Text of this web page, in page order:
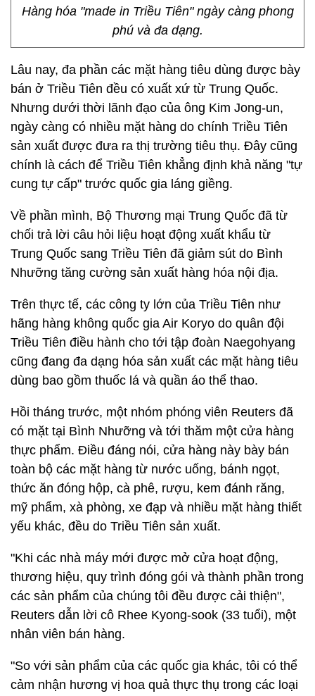
Hàng hóa "made in Triều Tiên" ngày càng phong
phú và đa dạng.
Lâu nay, đa phần các mặt hàng tiêu dùng được bày
bán ở Triều Tiên đều có xuất xứ từ Trung Quốc.
Nhưng dưới thời lãnh đạo của ông Kim Jong-un,
ngày càng có nhiều mặt hàng do chính Triều Tiên
sản xuất được đưa ra thị trường tiêu thụ. Đây cũng
chính là cách để Triều Tiên khẳng định khả năng "tự
cung tự cấp" trước quốc gia láng giềng.
Về phần mình, Bộ Thương mại Trung Quốc đã từ
chối trả lời câu hỏi liệu hoạt động xuất khẩu từ
Trung Quốc sang Triều Tiên đã giảm sút do Bình
Nhưỡng tăng cường sản xuất hàng hóa nội địa.
Trên thực tế, các công ty lớn của Triều Tiên như
hãng hàng không quốc gia Air Koryo do quân đội
Triều Tiên điều hành cho tới tập đoàn Naegohyang
cũng đang đa dạng hóa sản xuất các mặt hàng tiêu
dùng bao gồm thuốc lá và quần áo thể thao.
Hồi tháng trước, một nhóm phóng viên Reuters đã
có mặt tại Bình Nhưỡng và tới thăm một cửa hàng
thực phẩm. Điều đáng nói, cửa hàng này bày bán
toàn bộ các mặt hàng từ nước uống, bánh ngọt,
thức ăn đóng hộp, cà phê, rượu, kem đánh răng,
mỹ phẩm, xà phòng, xe đạp và nhiều mặt hàng thiết
yếu khác, đều do Triều Tiên sản xuất.
"Khi các nhà máy mới được mở cửa hoạt động,
thương hiệu, quy trình đóng gói và thành phần trong
các sản phẩm của chúng tôi đều được cải thiện",
Reuters dẫn lời cô Rhee Kyong-sook (33 tuổi), một
nhân viên bán hàng.
"So với sản phẩm của các quốc gia khác, tôi có thể
cảm nhận hương vị hoa quả thực thụ trong các loại